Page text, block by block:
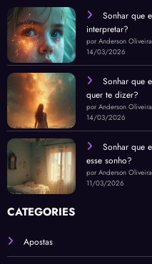
Sonhar que
interpretar?
por Anderson Oliveira
14/03/2026
Sonhar que
quer te dizer?
por Anderson Oliveira
14/03/2026
Sonhar que
esse sonho?
por Anderson Oliveira
11/03/2026
CATEGORIES
Apostas